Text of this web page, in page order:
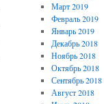
Март 2019
Февраль 2019
Январь 2019
Декабрь 2018
Ноябрь 2018
Октябрь 2018
Сентябрь 2018
Август 2018